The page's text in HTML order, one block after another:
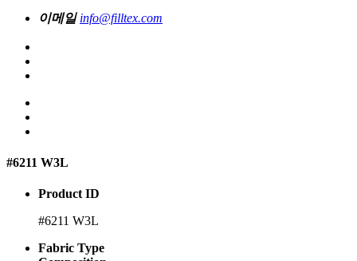
이메일 info@filltex.com
#6211 W3L
Product ID
#6211 W3L
Fabric Type